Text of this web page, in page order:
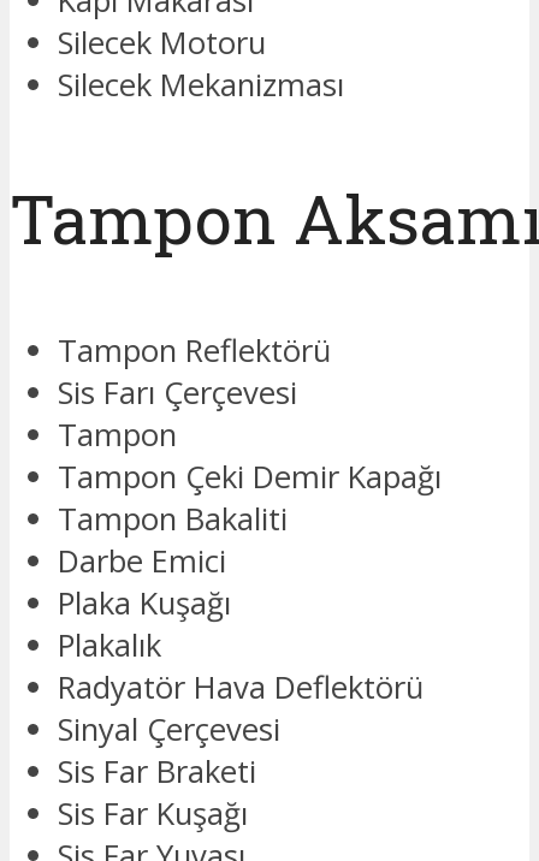
Silecek Motoru
Silecek Mekanizması
Tampon
Tampon Reflektörü
Sis Farı Çerçevesi
Tampon
Tampon Çeki Demir Kapağı
Tampon Bakaliti
Darbe Emici
Plaka Kuşağı
Plakalık
Radyatör Hava Deflektörü
Sinyal Çerçevesi
Sis Far Braketi
Sis Far Kuşağı